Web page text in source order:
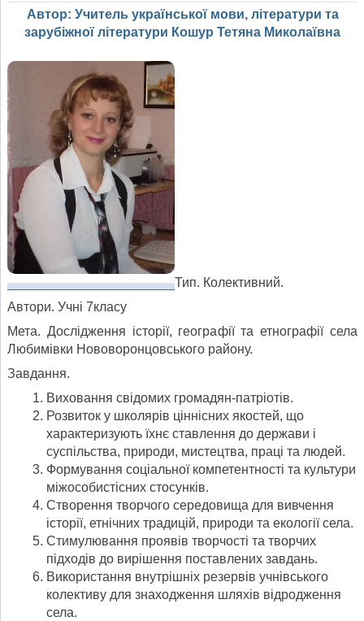
Автор: Учитель української мови, літератури та
зарубіжної літератури Кошур Тетяна Миколаївна
Тип. Колективний.
Автори. Учні 7класу
Мета. Дослідження історії, географії та етнографії села
Любимівки Нововоронцовського району.
Завдання.
Виховання свідомих громадян-патріотів.
Розвиток у школярів ціннісних якостей, що
характеризують їхнє ставлення до держави і
суспільства, природи, мистецтва, праці та людей.
Формування соціальної компетентності та культури
міжособистісних стосунків.
Створення творчого середовища для вивчення
історії, етнічних традицій, при­роди та екології села.
Стимулювання проявів творчості та творчих
підходів до вирішення поставле­них завдань.
Використання внутрішніх резервів учнівського
колективу для знаходження шляхів відродження
села.